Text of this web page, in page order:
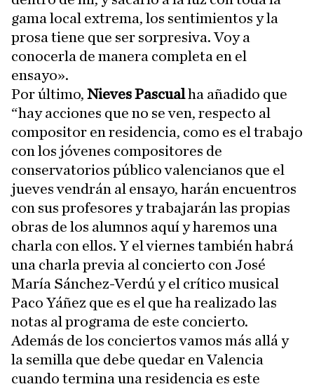
gama local extrema, los sentimientos y la
prosa tiene que ser sorpresiva. Voy a
conocerla de manera completa en el
ensayo».
Por último, Nieves Pascualha añadido que
“hay acciones que no se ven, respecto al
compositor en residencia, como es el trabajo
con los jóvenes compositores de
conservatorios público valencianos que el
jueves vendrán al ensayo, harán encuentros
con sus profesores y trabajarán las propias
obras de los alumnos aquí y haremos una
charla con ellos. Y el viernes también habrá
una charla previa al concierto con José
María Sánchez-Verdú y el crítico musical
Paco Yáñez que es el que ha realizado las
notas al programa de este concierto.
Además de los conciertos vamos más allá y
la semilla que debe quedar en Valencia
cuando termina una residencia es este